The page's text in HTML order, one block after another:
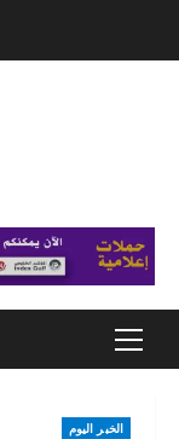
Primary
الخبر اليوم